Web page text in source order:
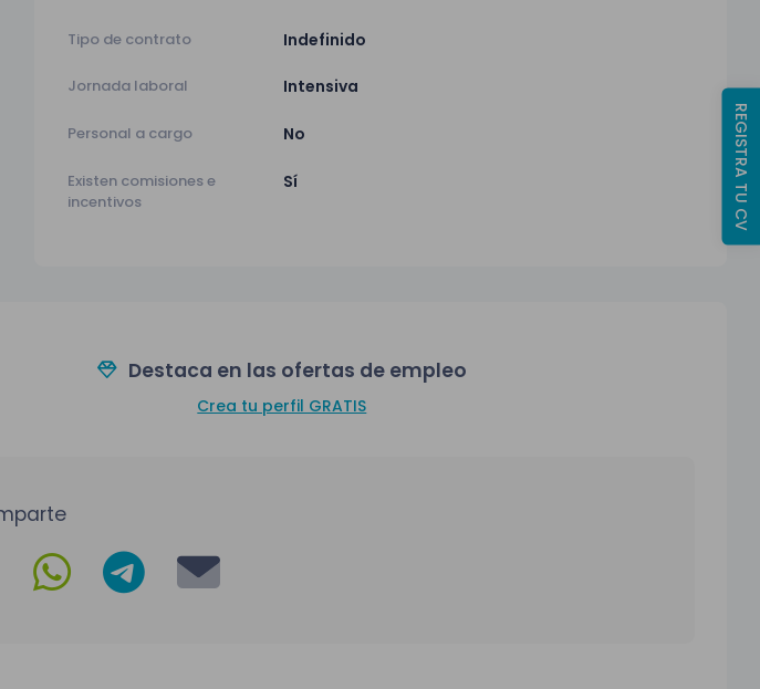
Tipo de contrato Indefinido
Jornada laboral Intensiva
Personal a cargo No
Existen comisiones e
incentivos
Sí
Destaca en las ofertas de empleo
Crea tu perfil GRATIS
REGISTRA TU CV